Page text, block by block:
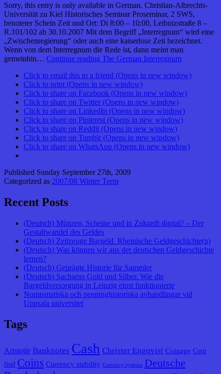
Sorry, this entry is only available in German. Christian-Albrechts-
Universität zu Kiel Historisches Seminar Proseminar, 2 SWS,
benoteter Schein Zeit und Ort: Di 8:00 – 10:00, Leibnizstraße 8 –
R.101/102 ab 30.10.2007 Mit dem Begriff „Interregnum“ wird eine
„Zwischenregierung“ oder auch eine kaiserlose Zeit bezeichnet.
Wenn von dem Interregnum die Rede ist, dann meint man
gemeinhin… Continue reading The German Interregnum
Click to email this to a friend (Opens in new window)
Click to print (Opens in new window)
Click to share on Facebook (Opens in new window)
Click to share on Twitter (Opens in new window)
Click to share on LinkedIn (Opens in new window)
Click to share on Pinterest (Opens in new window)
Click to share on Reddit (Opens in new window)
Click to share on Tumblr (Opens in new window)
Click to share on WhatsApp (Opens in new window)
Published Sunday September 27th, 2009
Categorized as 2007/08 Winter Term
Recent Posts
(Deutsch) Münzen, Scheine und in Zukunft digital? – Der
Gestaltwandel des Geldes
(Deutsch) Zeitzeuge Bargeld. Rheinische Geldgeschichte(n)
(Deutsch) Was können wir aus der deutschen Geldgeschichte
lernen?
(Deutsch) Geprägte Historie für Sammler
(Deutsch) Sachsens Gold und Silber. Wie die
Bargeldversorgung in Leipzig einst funktionierte
Numismatiska och penninghistoriska avhandlingar vid
Uppsala universitet
Tags
Aristotle Banknotes Cash Christer Engqvist Coinage Coin
find Coins Currency stability Currency systems Deutsche